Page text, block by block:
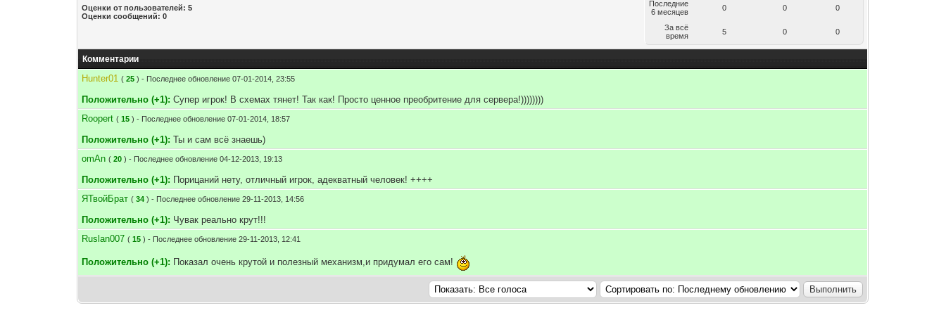
Оценки от пользователей: 5
Оценки сообщений: 0
Последние
6 месяцев
0 0 0
За всё
время
5 0 0
Комментарии
Hunter01 ( 25 ) - Последнее обновление 07-01-2014, 23:55
Положительно (+1): Супер игрок! В схемах тянет! Так как! Просто ценное преобритение для сервера!))))))))
Roopert ( 15 ) - Последнее обновление 07-01-2014, 18:57
Положительно (+1): Ты и сам всё знаешь)
omAn ( 20 ) - Последнее обновление 04-12-2013, 19:13
Положительно (+1): Порицаний нету, отличный игрок, адекватный человек! ++++
ЯТвойБрат ( 34 ) - Последнее обновление 29-11-2013, 14:56
Положительно (+1): Чувак реально крут!!!
Ruslan007 ( 15 ) - Последнее обновление 29-11-2013, 12:41
Положительно (+1): Показал очень крутой и полезный механизм,и придумал его сам!